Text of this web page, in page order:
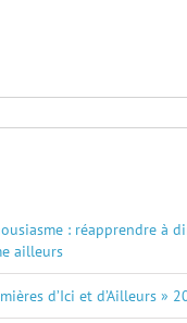
: réapprendre à
ailleurs
d’Ici et d’Ailleurs »